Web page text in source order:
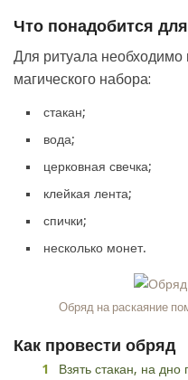
Что понадобится
Для ритуала
магического набора:
стакан;
вода;
церковная свечка;
клейкая лента;
спички;
несколько монет.
Обряд на раскаяние
Как провести обряд
Взять стакан, на дно